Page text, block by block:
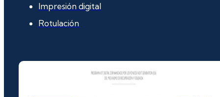
Impresión digital
Rotulación